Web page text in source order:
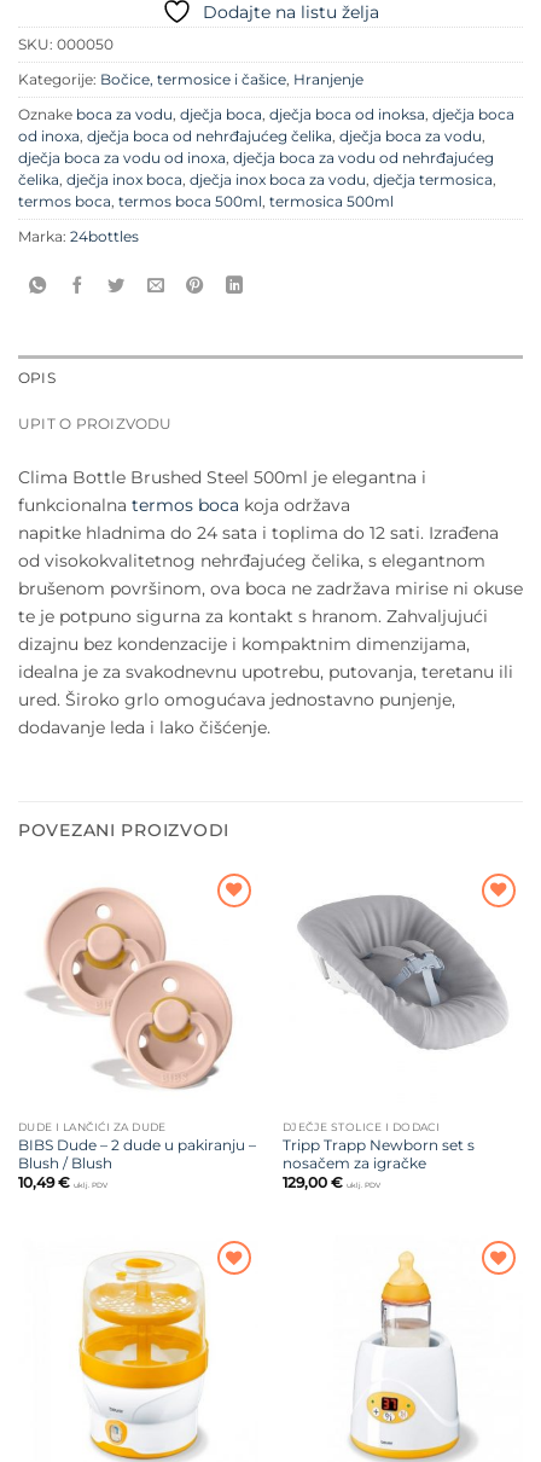
Dodajte na listu želja
SKU: 000050
Kategorije: Bočice, termosice i čašice, Hranjenje
Oznake boca za vodu, dječja boca, dječja boca od inoksa, dječja boca
od inoxa, dječja boca od nehrđajućeg čelika, dječja boca za vodu,
dječja boca za vodu od inoxa, dječja boca za vodu od nehrđajućeg
čelika, dječja inox boca, dječja inox boca za vodu, dječja termosica,
termos boca, termos boca 500ml , termosica 500ml
Marka: 24bottles
OPIS
UPIT O PROIZVODU
Clima Bottle Brushed Steel 500ml je elegantna i
funkcionalna termos boca koja održava
napitke hladnima do 24 sata i toplima do 12 sati. Izrađena
od visokokvalitetnog nehrđajućeg čelika, s elegantnom
brušenom površinom, ova boca ne zadržava mirise ni okuse
te je potpuno sigurna za kontakt s hranom. Zahvaljujući
dizajnu bez kondenzacije i kompaktnim dimenzijama,
idealna je za svakodnevnu upotrebu, putovanja, teretanu ili
ured. Široko grlo omogućava jednostavno punjenje,
dodavanje leda i lako čišćenje.
POVEZANI PROIZVODI
DUDE I LANČIĆI ZA DUDE
BIBS Dude – 2 dude u pakiranju –
Blush / Blush
10,49€ uklj. PDV
na listu
želja
DJEČJE STOLICE I DODACI
Tripp Trapp Newborn set s
nosačem za igračke
129,00 € uklj. PDV
Dodajte
na listu